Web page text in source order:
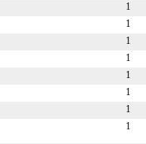
1
1
1
1
1
1
1
1